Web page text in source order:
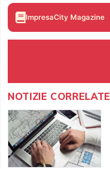
ImpresaCity Magazine
NOTIZIE CORRELATE